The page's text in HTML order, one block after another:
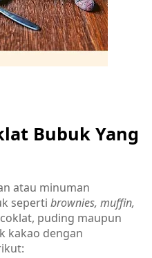
Bubuk Yang
atau minuman
seperti brownies, muffin,
puding maupun
kakao dengan